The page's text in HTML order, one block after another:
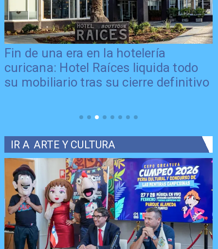
Fin de una era en la hotelería
curicana: Hotel Raíces liquida todo
su mobiliario tras su cierre definitivo
IR A ARTE Y CULTURA